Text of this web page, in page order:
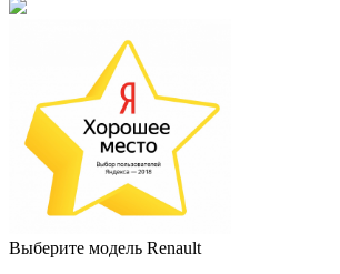
Выберите модель Renault